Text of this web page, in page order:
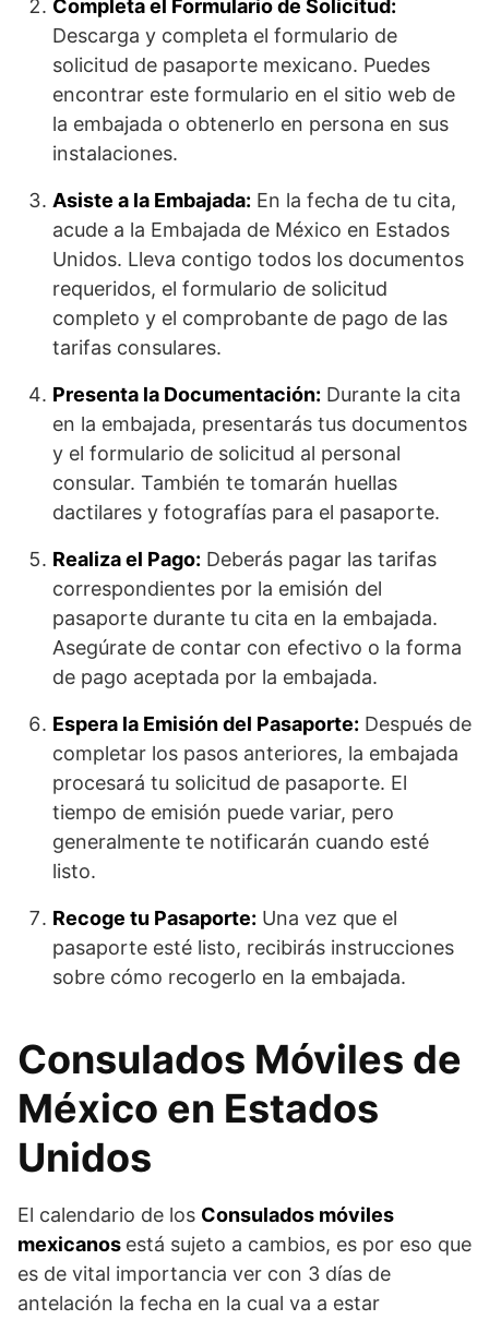
Completa el Formulario de Solicitud:
Descarga y completa el formulario de
solicitud de pasaporte mexicano. Puedes
encontrar este formulario en el sitio web de
la embajada o obtenerlo en persona en sus
instalaciones.
Asiste a la Embajada: En la fecha de tu cita,
acude a la Embajada de México en Estados
Unidos. Lleva contigo todos los documentos
requeridos, el formulario de solicitud
completo y el comprobante de pago de las
tarifas consulares.
Presenta la Documentación: Durante la cita
en la embajada, presentarás tus documentos
y el formulario de solicitud al personal
consular. También te tomarán huellas
dactilares y fotografías para el pasaporte.
Realiza el Pago: Deberás pagar las tarifas
correspondientes por la emisión del
pasaporte durante tu cita en la embajada.
Asegúrate de contar con efectivo o la forma
de pago aceptada por la embajada.
Espera la Emisión del Pasaporte: Después de
completar los pasos anteriores, la embajada
procesará tu solicitud de pasaporte. El
tiempo de emisión puede variar, pero
generalmente te notificarán cuando esté
listo.
Recoge tu Pasaporte: Una vez que el
pasaporte esté listo, recibirás instrucciones
sobre cómo recogerlo en la embajada.
Consulados Móviles de
México en Estados
Unidos
El calendario de los Consulados móviles
mexicanos está sujeto a cambios, es por eso que
es de vital importancia ver con 3 días de
antelación la fecha en la cual va a estar